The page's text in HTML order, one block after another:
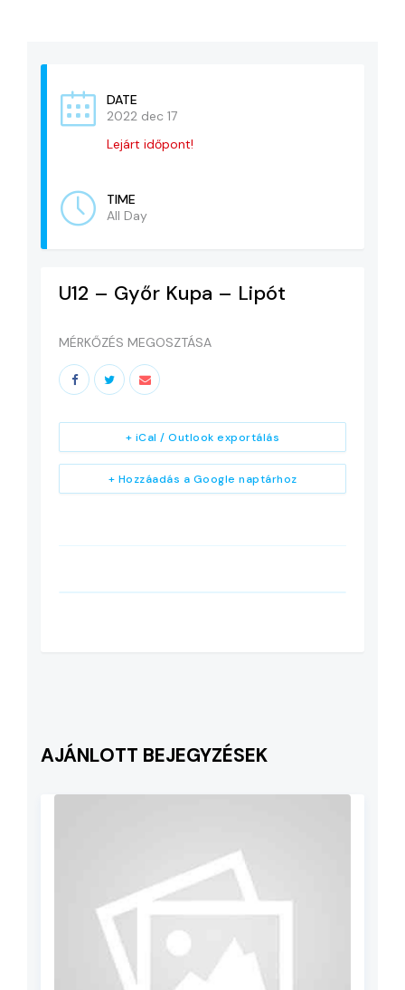
ADATVÉDELEM
DATE
2022 dec 17
Lejárt időpont!
TIME
All Day
U12 – Győr Kupa – Lipót
MÉRKŐZÉS MEGOSZTÁSA
+ Hozzáadás a Google naptárhoz
+ iCal / Outlook exportálás
AJÁNLOTT BEJEGYZÉSEK